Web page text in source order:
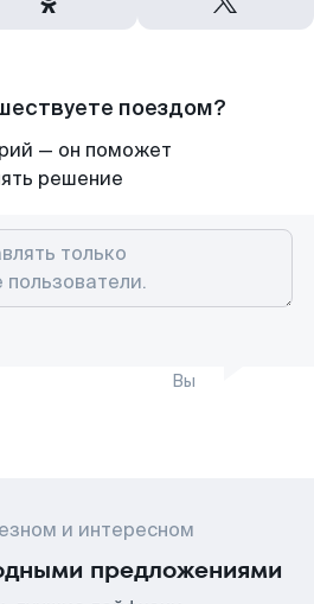
поездом?
— он поможет
решение
Вы
и интересном
предложениями